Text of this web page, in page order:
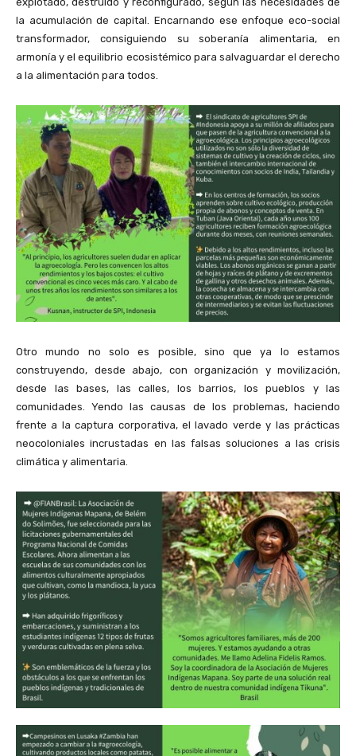
la acumulación de capital. Encarnando ese enfoque eco-social
transformador, consiguiendo su soberanía alimentaria, en
armonía y el equilibrio ecosistémico para salvaguardar el derecho
a la alimentación para todos.
Otro mundo no solo es posible, sino que ya lo estamos
construyendo, desde abajo, con organización y movilización,
desde las bases, las calles, los barrios, los pueblos y las
comunidades. Yendo las causas de los problemas, haciendo
frente a la captura corporativa, el lavado verde y las prácticas
neocoloniales incrustadas en las falsas soluciones a las crisis
climática y alimentaria.